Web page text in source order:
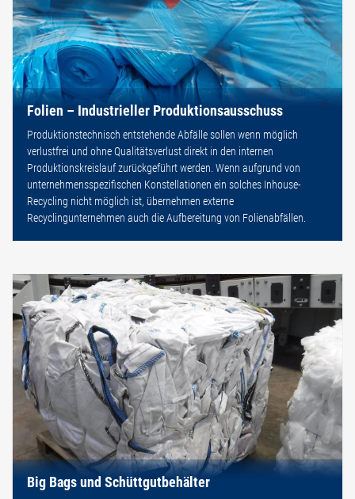
Folien – Industrieller Produktionsausschuss
Produktionstechnisch entstehende Abfälle sollen wenn möglich
verlustfrei und ohne Qualitätsverlust direkt in den internen
Produktionskreislauf zurückgeführt werden. Wenn aufgrund von
unternehmensspezifischen Konstellationen ein solches Inhouse-
Recycling nicht möglich ist, übernehmen externe
Recyclingunternehmen auch die Aufbereitung von Folienabfällen.
Big Bags und Schüttgutbehälter